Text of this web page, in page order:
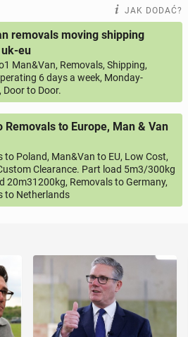
JAK DODAĆ?
removals moving shipping
eu
Man&Van, Removals, Shipping,
6 days a week, Monday-
Door to Door.
Removals to Europe, Man & Van
to Poland, Man&Van to EU, Low Cost,
Clearance. Part load 5m3/300kg
20m31200kg, Removals to Germany,
to Netherlands